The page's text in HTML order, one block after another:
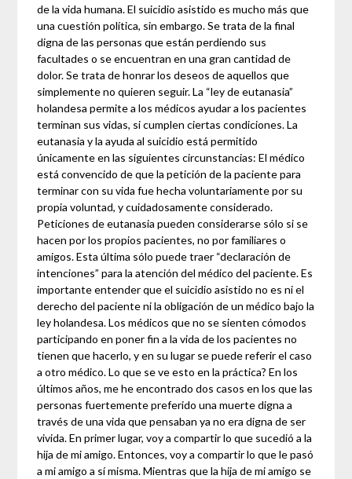
de la vida humana. El suicidio asistido es mucho más que
una cuestión política, sin embargo. Se trata de la final
digna de las personas que están perdiendo sus
facultades o se encuentran en una gran cantidad de
dolor. Se trata de honrar los deseos de aquellos que
simplemente no quieren seguir. La “ley de eutanasia”
holandesa permite a los médicos ayudar a los pacientes
terminan sus vidas, si cumplen ciertas condiciones. La
eutanasia y la ayuda al suicidio está permitido
únicamente en las siguientes circunstancias: El médico
está convencido de que la petición de la paciente para
terminar con su vida fue hecha voluntariamente por su
propia voluntad, y cuidadosamente considerado.
Peticiones de eutanasia pueden considerarse sólo si se
hacen por los propios pacientes, no por familiares o
amigos. Esta última sólo puede traer “declaración de
intenciones” para la atención del médico del paciente. Es
importante entender que el suicidio asistido no es ni el
derecho del paciente ni la obligación de un médico bajo la
ley holandesa. Los médicos que no se sienten cómodos
participando en poner fin a la vida de los pacientes no
tienen que hacerlo, y en su lugar se puede referir el caso
a otro médico. Lo que se ve esto en la práctica? En los
últimos años, me he encontrado dos casos en los que las
personas fuertemente preferido una muerte digna a
través de una vida que pensaban ya no era digna de ser
vivida. En primer lugar, voy a compartir lo que sucedió a la
hija de mi amigo. Entonces, voy a compartir lo que le pasó
a mi amigo a sí misma. Mientras que la hija de mi amigo se